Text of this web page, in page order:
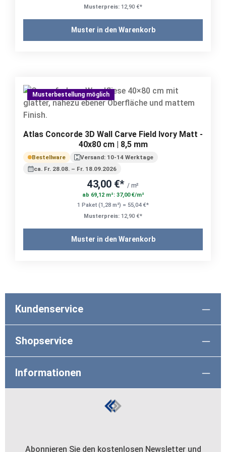
Musterpreis: 12,90 €*
Muster in den Warenkorb
Musterbestellung möglich
Atlas Concorde 3D Wall Carve Field Ivory Matt -
40x80 cm | 8,5 mm
Bestellware
Versand: 10-14 Werktage
ca. Fr. 28.08. – Fr. 18.09.2026
43,00 €* / m²
ab 69,12 m²: 37,00 €/m²
1 Paket (1,28 m²) = 55,04 €*
Musterpreis: 12,90 €*
Muster in den Warenkorb
Kundenservice
Shopservice
Informationen
Abonnieren Sie den kostenlosen Newsletter und